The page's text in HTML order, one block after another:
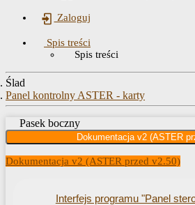
Zaloguj
Spis treści
Spis treści
Ślad
Panel kontrolny ASTER - karty
Pasek boczny
Dokumentacja v2 (ASTER
Dokumentacja v2 (ASTER przed v2.50)
Interfejs programu "Panel